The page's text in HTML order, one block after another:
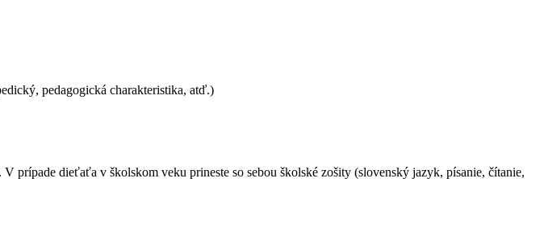
pedagogická charakteristika, atď.)
prípade dieťaťa v školskom veku prineste so sebou školské zošity (slovenský jazyk, písanie, čítanie,